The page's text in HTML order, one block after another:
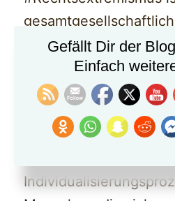
alle sind
müssen aktiv werden.
#NieWiederIstJetzt
Die Radikalisierung in
Gefällt Dir der
Einfach